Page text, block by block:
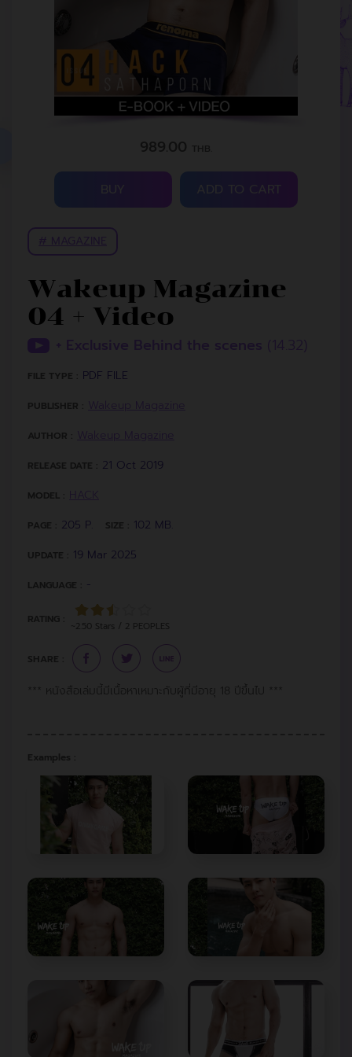
989.00 THB.
ADD TO CART
Wakeup Magazine
04 + Video
FILE TYPE : PDF FILE
PUBLISHER :
AUTHOR :
RELEASE DATE : 21 Oct 2019
MODEL :
PAGE : 205 P. SIZE : 102 MB.
UPDATE : 19 Mar 2025
LANGUAGE : -
RATING :
~2.50 Stars / 2 PEOPLES
SHARE :
*** หนังสือเล่มนี้มีเนื้อหาเหมาะกับผู้ที่มีอายุ 18 ปีขึ้นไป ***
Examples :